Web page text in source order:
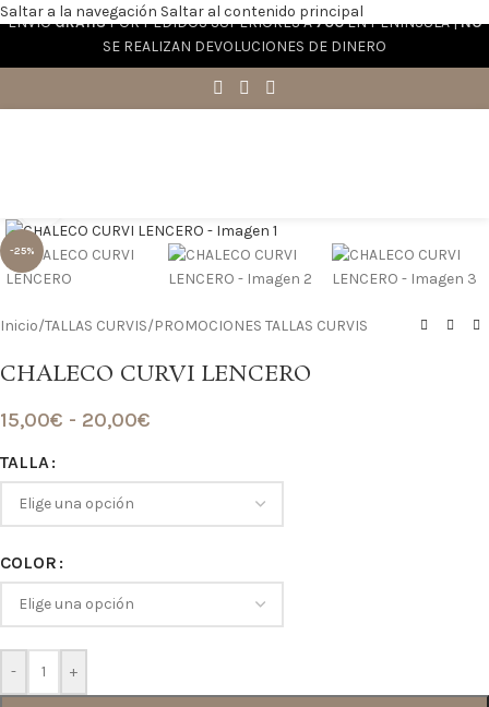
Saltar a la navegación Saltar al contenido principal
ENVÍOGRATISPOR PEDIDOS SUPERIORES A70€EN PENÍNSULA |NO
SE REALIZAN DEVOLUCIONES DE DINERO
-25%
Inicio/TALLAS CURVIS/PROMOCIONES TALLAS CURVIS
CHALECO CURVI LENCERO
15,00€ - 20,00€
TALLA
COLOR
- +